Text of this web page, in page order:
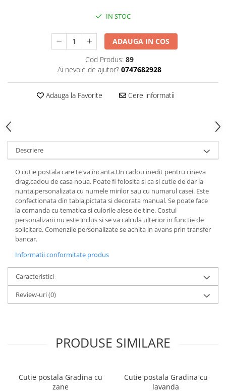
IN STOC
ADAUGA IN COS
Cod Produs: 89
Ai nevoie de ajutor? 0747682928
Adauga la Favorite Cere informatii
Descriere
O cutie postala care te va incanta.Un cadou inedit pentru cineva
drag,cadou de casa noua. Poate fi folosita si ca si cutie de dar la
nunta,personalizata cu numele mirilor sau cu numarul casei. Este
confectionata din tabla,pictata si decorata manual. Se poate face
la comanda cu tematica si culorile alese de tine. Costul
personalizarii nu este inclus si se va calcula ulterior in functie de
solicitare. Comenzile personalizate se achita in avans prin transfer
bancar.
Informatii conformitate produs
Caracteristici
Review-uri(0)
PRODUSE SIMILARE
Cutie postala Gradina cu
zane
Cutie postala Gradina cu
lavanda